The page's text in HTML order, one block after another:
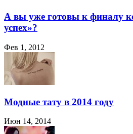
А вы уже готовы к финалу
успех»?
Фев 1, 2012
Модные тату в 2014 году
Июн 14, 2014